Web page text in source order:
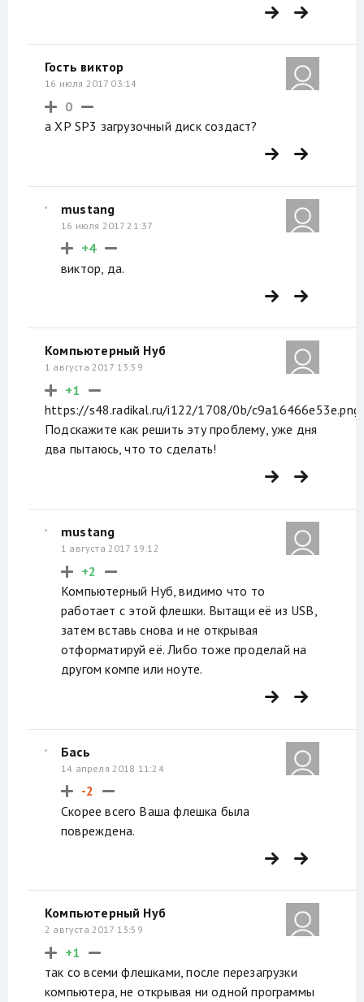
Гость виктор
16 июля 2017 03:14
0
а ХР SP3 загрузочный диск создаст?
mustang
16 июля 2017 21:37
+4
виктор, да.
Компьютерный Нуб
1 августа 2017 13:59
+1
https://s48.radikal.ru/i122/1708/0b/c9a16466e53e.png
Подскажите как решить эту проблему, уже дня
два пытаюсь, что то сделать!
mustang
1 августа 2017 19:12
+2
Компьютерный Нуб, видимо что то
работает с этой флешки. Вытащи её из USB,
затем вставь снова и не открывая
отформатируй её. Либо тоже проделай на
другом компе или ноуте.
Бась
14 апреля 2018 11:24
-2
Скорее всего Ваша флешка была
повреждена.
Компьютерный Нуб
2 августа 2017 13:59
+1
так со всеми флешками, после перезагрузки
компьютера, не открывая ни одной программы